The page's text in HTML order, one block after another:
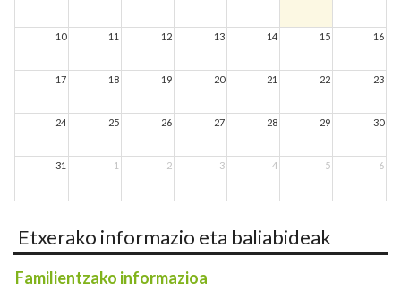
10 11 12 13 14 15 16
17 18 19 20 21 22 23
24 25 26 27 28 29 30
31 1 2 3 4 5 6
Etxerako informazio eta baliabideak
Familientzako informazioa